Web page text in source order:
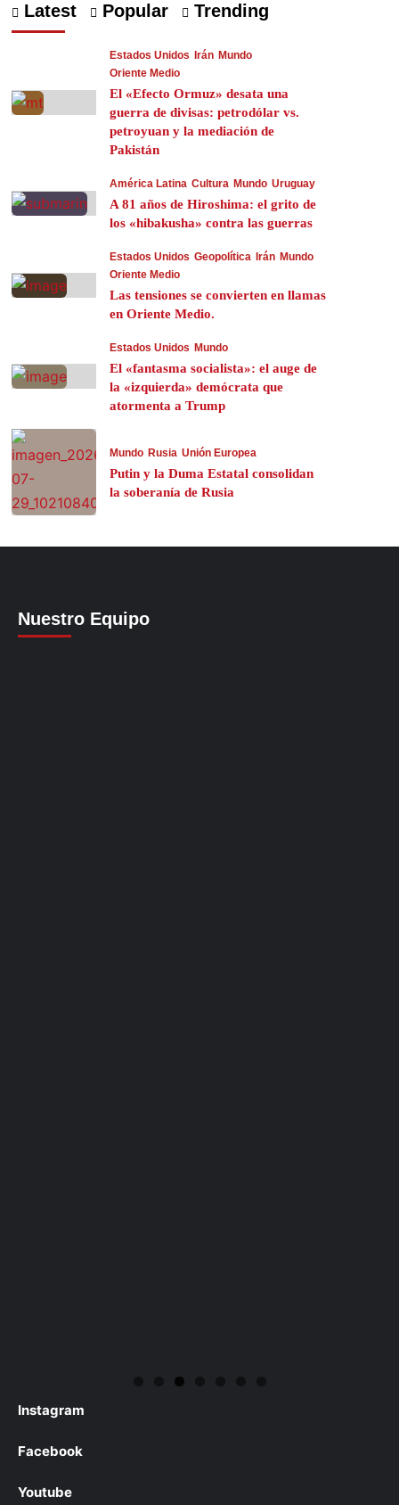
Latest Popular Trending
Estados Unidos Irán Mundo
Oriente Medio
El «Efecto Ormuz» desata una
guerra de divisas: petrodólar vs.
petroyuan y la mediación de
Pakistán
América Latina Cultura Mundo Uruguay
A 81 años de Hiroshima: el grito de
los «hibakusha» contra las guerras
Estados Unidos Geopolítica Irán Mundo
Oriente Medio
Las tensiones se convierten en llamas
en Oriente Medio.
Estados Unidos Mundo
El «fantasma socialista»: el auge de
la «izquierda» demócrata que
atormenta a Trump
Mundo Rusia Unión Europea
Putin y la Duma Estatal consolidan
la soberanía de Rusia
Nuestro Equipo
Instagram
Facebook
Youtube